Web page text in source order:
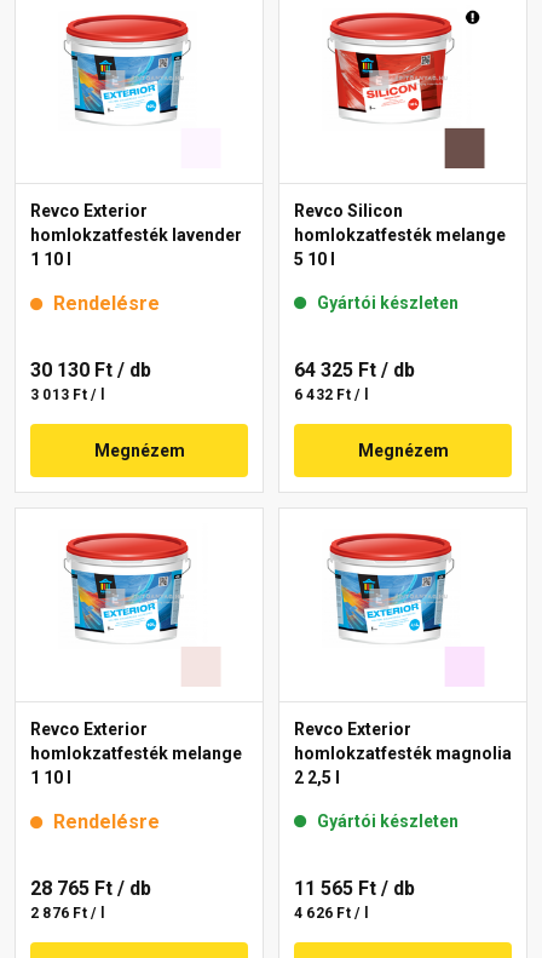
Revco Exterior
homlokzatfesték lavender
1 10 l
Rendelésre
30 130 Ft / db
3 013 Ft / l
Megnézem
Revco Silicon
homlokzatfesték melange
5 10 l
Gyártói készleten
64 325 Ft / db
6 432 Ft / l
Megnézem
Revco Exterior
homlokzatfesték melange
1 10 l
Rendelésre
28 765 Ft / db
2 876 Ft / l
Revco Exterior
homlokzatfesték magnolia
2 2,5 l
Gyártói készleten
11 565 Ft / db
4 626 Ft / l